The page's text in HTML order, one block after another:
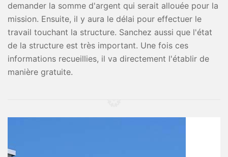
demander la somme d'argent qui serait allouée pour la
mission. Ensuite, il y aura le délai pour effectuer le
travail touchant la structure. Sanchez aussi que l'état
de la structure est très important. Une fois ces
informations recueillies, il va directement l'établir de
manière gratuite.